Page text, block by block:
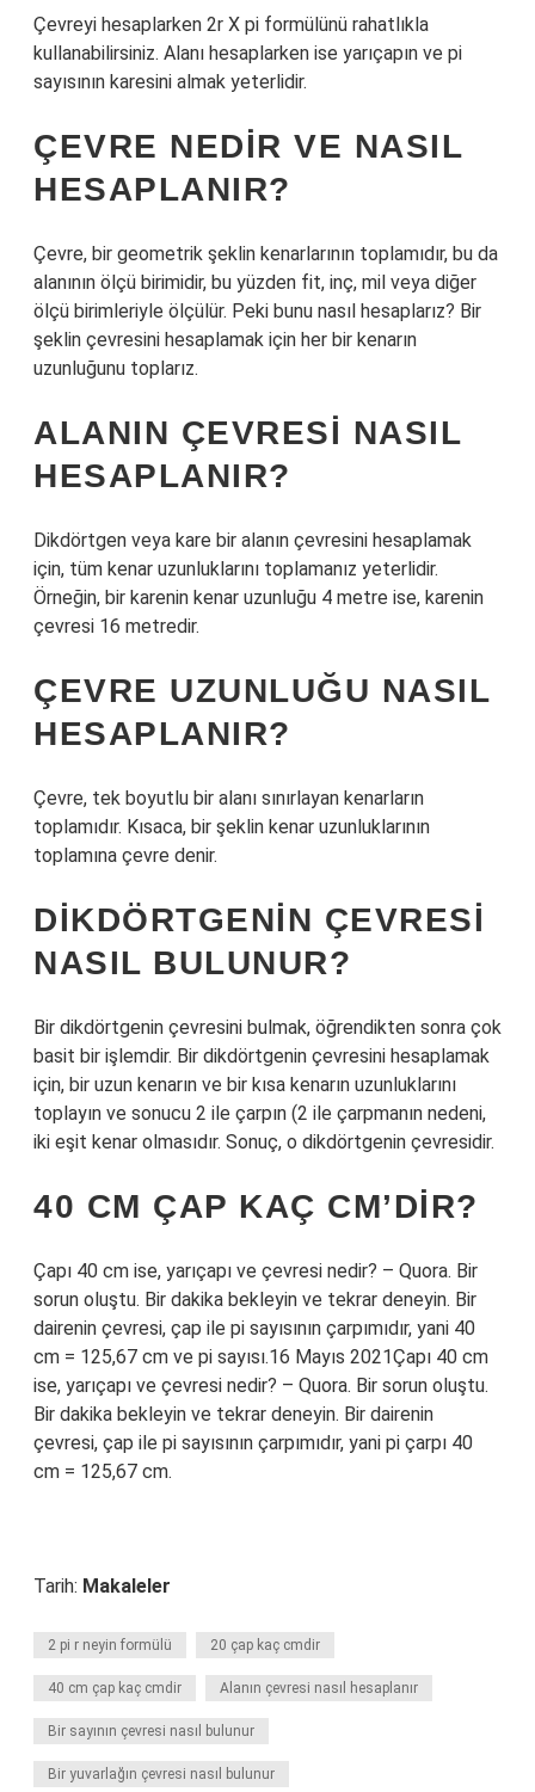
Çevreyi hesaplarken 2r X pi formülünü rahatlıkla
kullanabilirsiniz. Alanı hesaplarken ise yarıçapın ve pi
sayısının karesini almak yeterlidir.
ÇEVRE NEDIR VE NASIL
HESAPLANIR?
Çevre, bir geometrik şeklin kenarlarının toplamıdır, bu da
alanının ölçü birimidir, bu yüzden fit, inç, mil veya diğer
ölçü birimleriyle ölçülür. Peki bunu nasıl hesaplarız? Bir
şeklin çevresini hesaplamak için her bir kenarın
uzunluğunu toplarız.
ALANIN ÇEVRESI NASIL
HESAPLANIR?
Dikdörtgen veya kare bir alanın çevresini hesaplamak
için, tüm kenar uzunluklarını toplamanız yeterlidir.
Örneğin, bir karenin kenar uzunluğu 4 metre ise, karenin
çevresi 16 metredir.
ÇEVRE UZUNLUĞU NASIL
HESAPLANIR?
Çevre, tek boyutlu bir alanı sınırlayan kenarların
toplamıdır. Kısaca, bir şeklin kenar uzunluklarının
toplamına çevre denir.
DIKDÖRTGENIN ÇEVRESI
NASIL BULUNUR?
Bir dikdörtgenin çevresini bulmak, öğrendikten sonra çok
basit bir işlemdir. Bir dikdörtgenin çevresini hesaplamak
için, bir uzun kenarın ve bir kısa kenarın uzunluklarını
toplayın ve sonucu 2 ile çarpın (2 ile çarpmanın nedeni,
iki eşit kenar olmasıdır. Sonuç, o dikdörtgenin çevresidir.
40 CM ÇAP KAÇ CM’DIR?
Çapı 40 cm ise, yarıçapı ve çevresi nedir? – Quora. Bir
sorun oluştu. Bir dakika bekleyin ve tekrar deneyin. Bir
dairenin çevresi, çap ile pi sayısının çarpımıdır, yani 40
cm = 125,67 cm ve pi sayısı.16 Mayıs 2021Çapı 40 cm
ise, yarıçapı ve çevresi nedir? – Quora. Bir sorun oluştu.
Bir dakika bekleyin ve tekrar deneyin. Bir dairenin
çevresi, çap ile pi sayısının çarpımıdır, yani pi çarpı 40
cm = 125,67 cm.
Tarih: Makaleler
2 pi r neyin formülü 20 çap kaç cmdir
40 cm çap kaç cmdir Alanın çevresi nasıl hesaplanır
Bir sayının çevresi nasıl bulunur
Bir yuvarlağın çevresi nasıl bulunur